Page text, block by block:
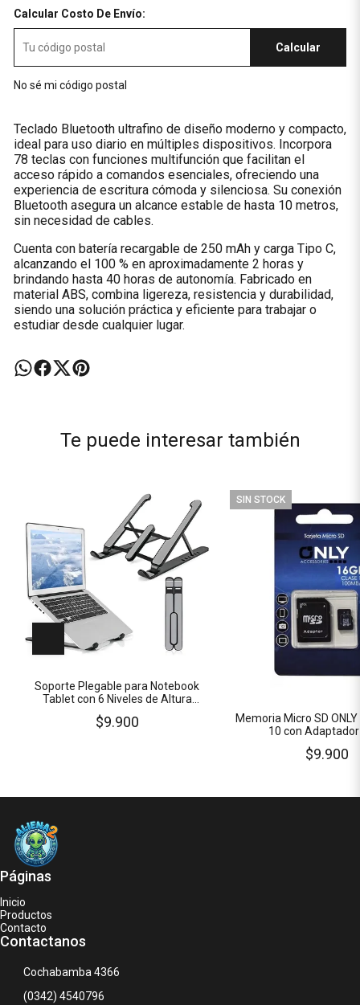
Calcular Costo De Envío:
Calcular
No sé mi código postal
Teclado Bluetooth ultrafino de diseño moderno y compacto,
ideal para uso diario en múltiples dispositivos. Incorpora
78 teclas con funciones multifunción que facilitan el
acceso rápido a comandos esenciales, ofreciendo una
experiencia de escritura cómoda y silenciosa. Su conexión
Bluetooth asegura un alcance estable de hasta 10 metros,
sin necesidad de cables.
Cuenta con batería recargable de 250 mAh y carga Tipo C,
alcanzando el 100 % en aproximadamente 2 horas y
brindando hasta 40 horas de autonomía. Fabricado en
material ABS, combina ligereza, resistencia y durabilidad,
siendo una solución práctica y eficiente para trabajar o
estudiar desde cualquier lugar.
Te puede interesar también
Soporte Plegable para Notebook
Tablet con 6 Niveles de Altura
Material Plástico
$9.900
SIN STOCK
Memoria Micro SD
10 con Adaptador
$9.900
Páginas
Inicio
Productos
Contacto
Contactanos
Cochabamba 4366
(0342) 4540796